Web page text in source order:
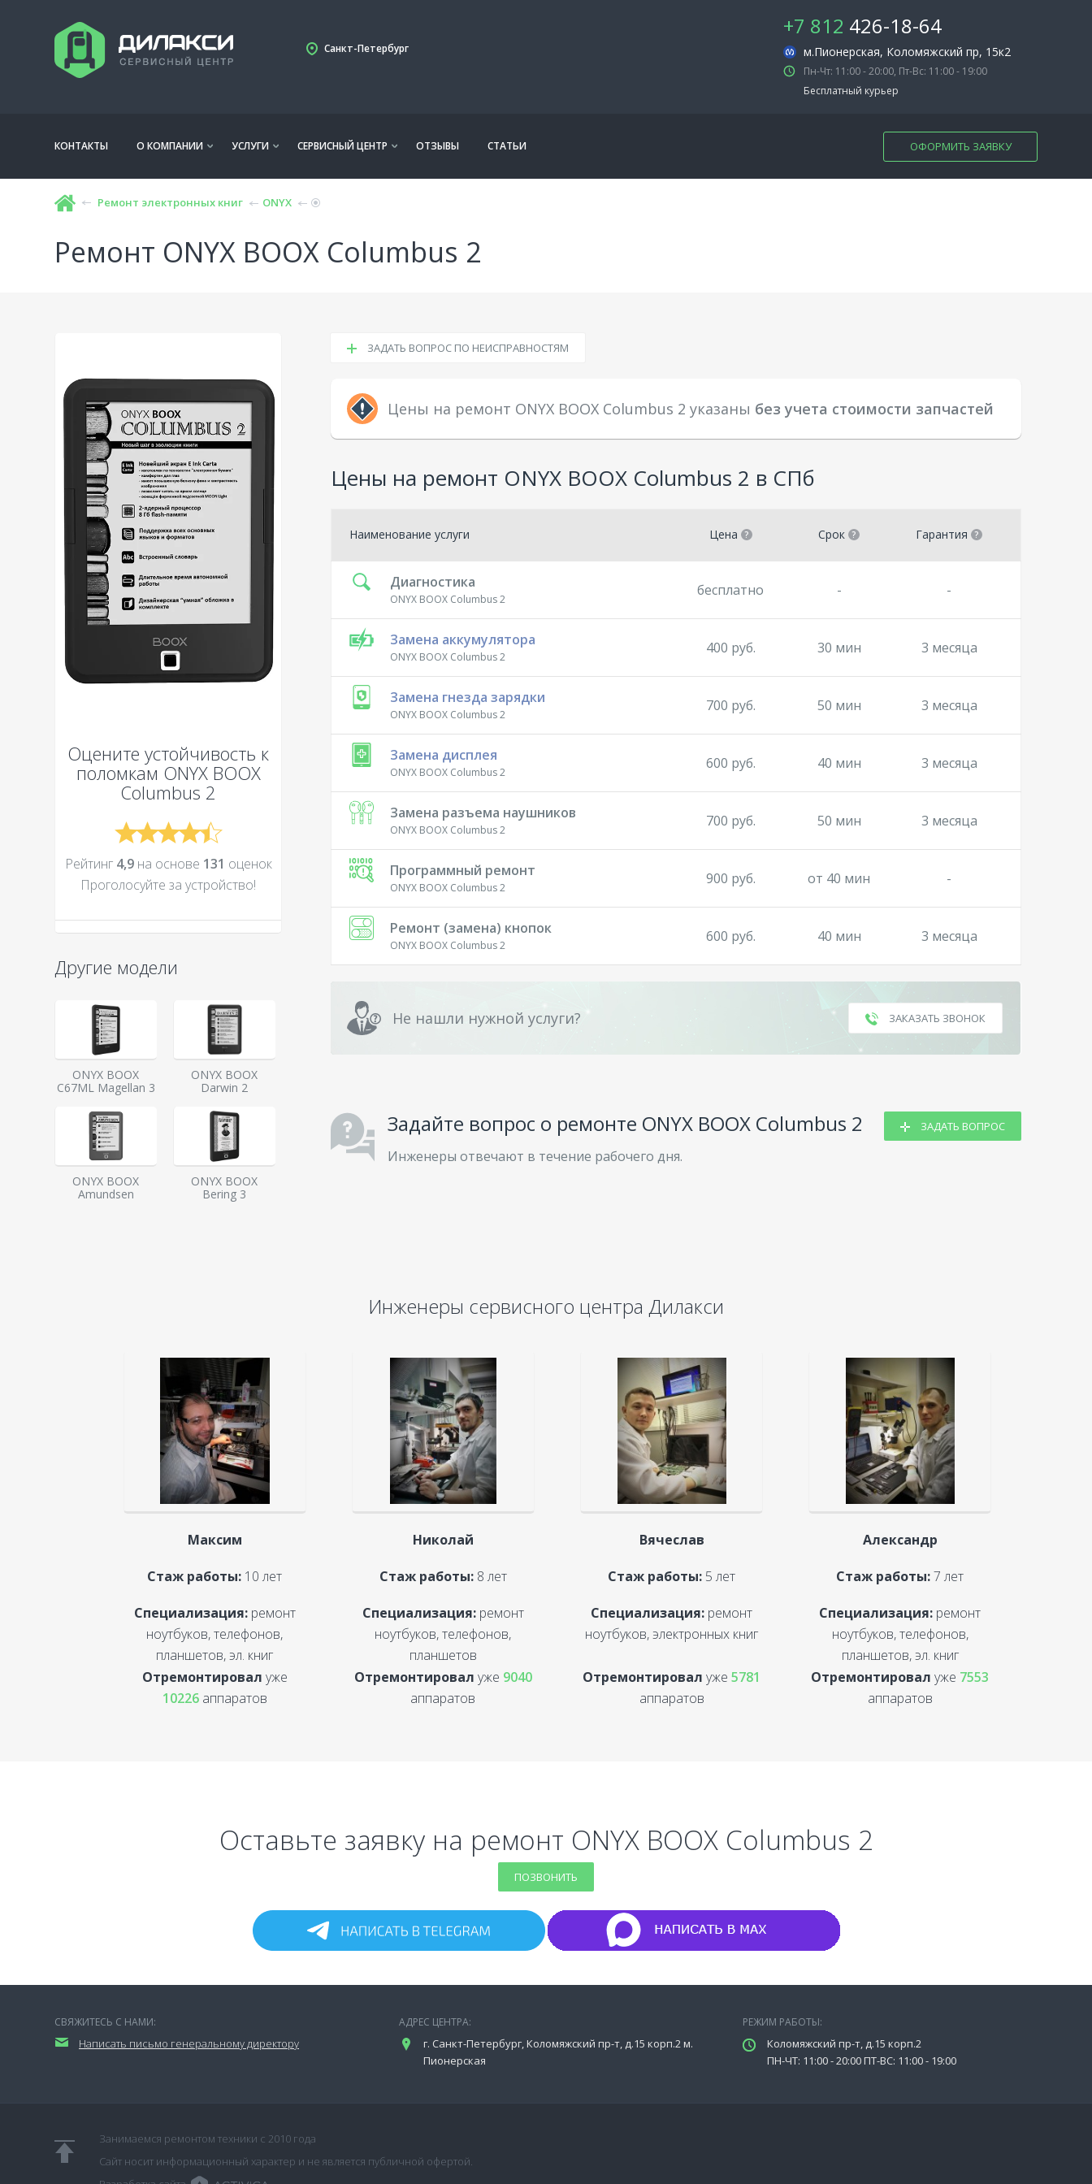
Санкт-Петербург
+7 812 426-18-64
м.Пионерская, Коломяжский пр, 15к2
Пн-Чт: 11:00 - 20:00, Пт-Вс: 11:00 - 19:00
Бесплатный курьер
КОНТАКТЫ О КОМПАНИИ УСЛУГИ СЕРВИСНЫЙ ЦЕНТР ОТЗЫВЫ СТАТЬИ ОФОРМИТЬ ЗАЯВКУ
Ремонт электронных книг ONYX
Ремонт ONYX BOOX Columbus 2
Оцените устойчивость к
поломкам ONYX BOOX
Columbus 2
Рейтинг 4,9на основе 131 оценок
Проголосуйте за устройcтво!
Другие модели
ONYX BOOX
С67ML Magellan 3
ONYX BOOX
Darwin 2
ONYX BOOX
Amundsen
ONYX BOOX
Bering 3
ЗАДАТЬ ВОПРОС ПО НЕИСПРАВНОСТЯМ
Цены на ремонт ONYX BOOX Columbus 2 указаны без учета стоимости запчастей
Цены на ремонт ONYX BOOX Columbus 2 в СПб
Наименование услуги Цена Срок Гарантия
Диагностика
ONYX BOOX Columbus 2
бесплатно - -
Замена аккумулятора
ONYX BOOX Columbus 2
400 руб. 30 мин 3 месяца
Замена гнезда зарядки
ONYX BOOX Columbus 2
700 руб. 50 мин 3 месяца
Замена дисплея
ONYX BOOX Columbus 2
600 руб. 40 мин 3 месяца
Замена разъема наушников
ONYX BOOX Columbus 2
700 руб. 50 мин 3 месяца
Программный ремонт
ONYX BOOX Columbus 2
900 руб. от 40 мин -
Ремонт (замена) кнопок
ONYX BOOX Columbus 2
600 руб. 40 мин 3 месяца
Не нашли нужной услуги? ЗАКАЗАТЬ ЗВОНОК
Задайте вопрос о ремонте ONYX BOOX Columbus 2
Инженеры отвечают в течение рабочего дня.
ЗАДАТЬ ВОПРОС
Инженеры сервисного центра Дилакси
Максим
Стаж работы: 10 лет
Специализация:ремонт
ноутбуков, телефонов,
планшетов, эл. книг
Отремонтировал уже
10226аппаратов
Николай
Стаж работы:8 лет
Специализация:ремонт
ноутбуков, телефонов,
планшетов
Отремонтировал уже 9040
аппаратов
Вячеслав
Стаж работы: 5 лет
Специализация: ремонт
ноутбуков, электронных книг
Отремонтировалуже5781
аппаратов
Александр
Стаж работы:7 лет
Специализация: ремонт
ноутбуков, телефонов,
планшетов, эл. книг
Отремонтировалуже 7553
аппаратов
Оставьте заявку на ремонт ONYX BOOX Columbus 2
ПОЗВОНИТЬ
СВЯЖИТЕСЬ С НАМИ:
Написать письмо генеральному директору
АДРЕС ЦЕНТРА:
г. Санкт-Петербург, Коломяжский пр-т, д.15 корп.2 м.
Пионерская
РЕЖИМ РАБОТЫ:
Коломяжский пр-т, д.15 корп.2
ПН-ЧТ: 11:00 - 20:00 ПТ-ВС: 11:00 - 19:00
Занимаемся ремонтом техники с 2010 года
Сайт носит информационный характер и не является публичной офертой.